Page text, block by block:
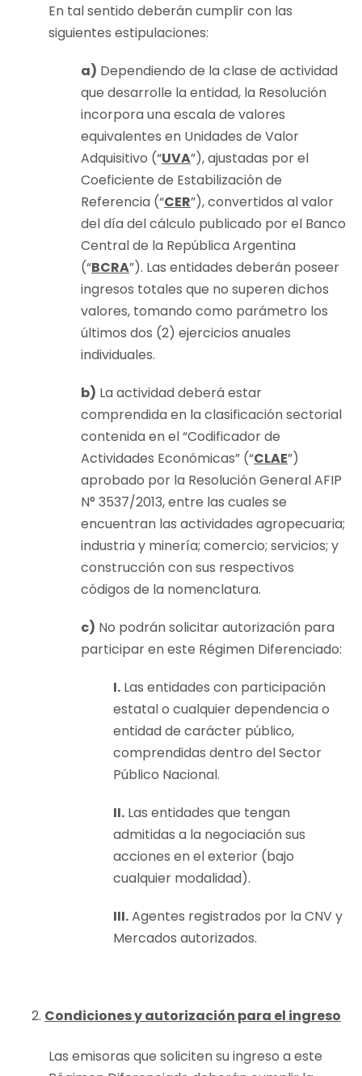
En tal sentido deberán cumplir con las
siguientes estipulaciones:
a) Dependiendo de la clase de actividad
que desarrolle la entidad, la Resolución
incorpora una escala de valores
equivalentes en Unidades de Valor
Adquisitivo (“UVA”), ajustadas por el
Coeficiente de Estabilización de
Referencia (“CER”), convertidos al valor
del día del cálculo publicado por el Banco
Central de la República Argentina
(“BCRA”). Las entidades deberán poseer
ingresos totales que no superen dichos
valores, tomando como parámetro los
últimos dos (2) ejercicios anuales
individuales.
b) La actividad deberá estar
comprendida en la clasificación sectorial
contenida en el “Codificador de
Actividades Económicas” (“CLAE”)
aprobado por la Resolución General AFIP
N° 3537/2013, entre las cuales se
encuentran las actividades agropecuaria;
industria y minería; comercio; servicios; y
construcción con sus respectivos
códigos de la nomenclatura.
c) No podrán solicitar autorización para
participar en este Régimen Diferenciado:
I. Las entidades con participación
estatal o cualquier dependencia o
entidad de carácter público,
comprendidas dentro del Sector
Público Nacional.
II. Las entidades que tengan
admitidas a la negociación sus
acciones en el exterior (bajo
cualquier modalidad).
III.Agentes registrados por la CNV y
Mercados autorizados.
Condiciones y autorización para el ingreso
Las emisoras que soliciten su ingreso a este